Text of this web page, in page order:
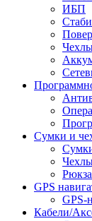
ИБП
Сумки и
GPS
GPS-
Кабели/